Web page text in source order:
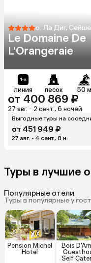
о. Ла Диг,
Le Domaine De
L'Orangeraie
линия песок 50 м
от 400 869 ₽
27 авг. - 2 сент., 6 ночей
Выгодные туры на
от 451 949 ₽
27 авг. - 4 сент., 8 н.
Туры в лучшие
Популярные отели
Туры в популярные у
Pension Michel
Hotel
Bois
Self